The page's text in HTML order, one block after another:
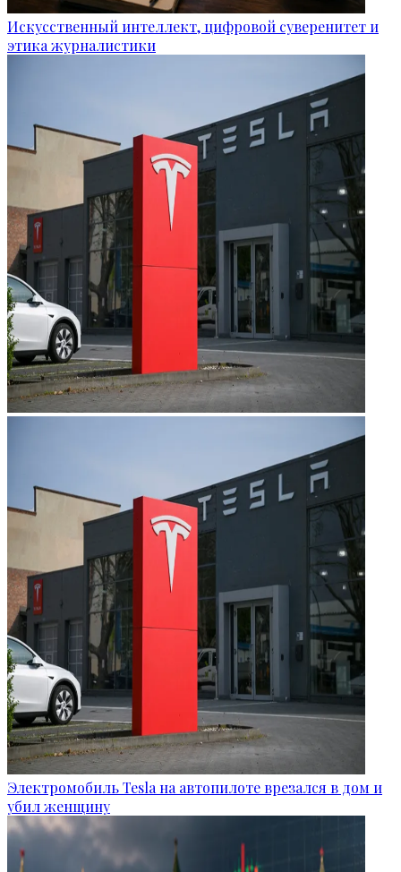
Искусственный интеллект, цифровой суверенитет и
этика журналистики
Электромобиль Tesla на автопилоте врезался в дом и
убил женщину